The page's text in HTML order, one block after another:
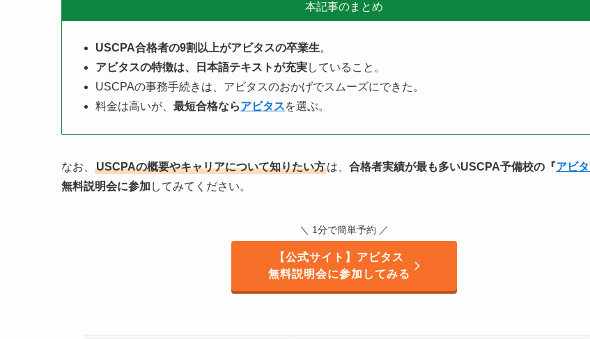
本記事のまとめ
USCPA合格者の9割以上がアビタスの卒業生。
アビタスの特徴は、日本語テキストが充実していること。
USCPAの事務手続きは、アビタスのおかげでスムーズにできた。
料金は高いが、 最短合格ならアビタスを選ぶ。
なお、 USCPAの概要やキャリアについて知りたい方は、 合格者実績が最も多いUSCPA予備校の『アビ
無料説明会に参加 してみてください。
＼ 1分で簡単予約 ／
【公式サイト】アビタス
無料説明会に参加してみる